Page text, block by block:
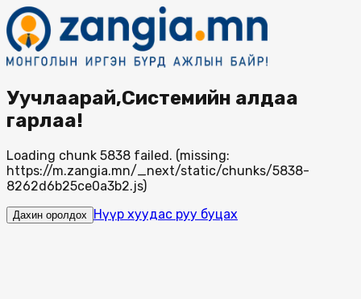
Уучлаарай,Системийн алдаа
гарлаа!
Loading chunk 5838 failed. (missing:
https://m.zangia.mn/_next/static/chunks/5838-
8262d6b25ce0a3b2.js)
Дахин оролдох Нүүр хуудас руу буцах